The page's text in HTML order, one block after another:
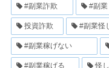
#副業詐欺 #副業
投資詐欺 #副業怪
#副業稼げない
#副業稼げる 怪